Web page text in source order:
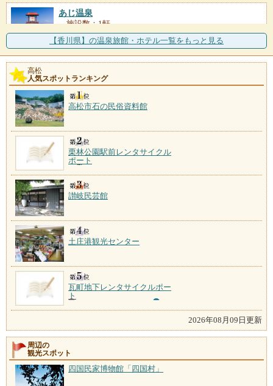
あじ温泉
施設数：1軒
讃岐第一号に認定された温泉。風光明媚な庵治半島の
海岸沿いに湧く。一軒宿
施設数：1軒
【香川県】の温泉旅館・ホテル一覧をもっと見る
高松
人気スポットランキング
高松市石の民俗資料館
栗林公園駅前レンタサイクル
ポート
讃岐民芸館
土庄港観光センター
瓦町地下レンタサイクルポー
ト
2026年08月09日更新
周辺の
観光スポット
四国民家博物館「四国村」